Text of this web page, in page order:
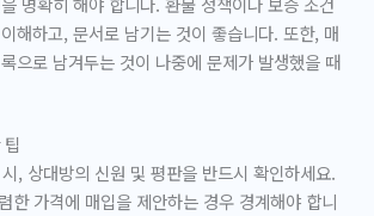
해하고, 문서로 남기는 것이 좋습니다. 또한, 매
으로 남겨두는 것이 나중에 문제가 발생했을 때
, 상대방의 신원 및 평판을 반드시 확인하세요.
한 가격에 매입을 제안하는 경우 경계해야 합니